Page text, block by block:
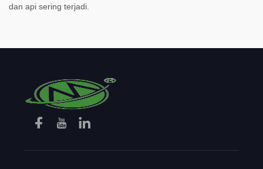
dan api sering terjadi.